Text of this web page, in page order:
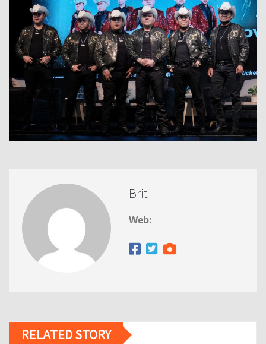
Brit
Web:
RELATED STORY